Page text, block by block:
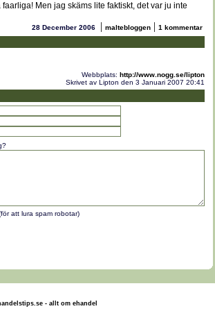
Men jag skäms lite faktiskt, det var ju inte
28 December 2006 | maltebloggen | 1 kommentar
Webbplats: http://www.nogg.se/lipton
Skrivet av Lipton den 3 Januari 2007 20:41
att lura spam robotar)
- allt om ehandel